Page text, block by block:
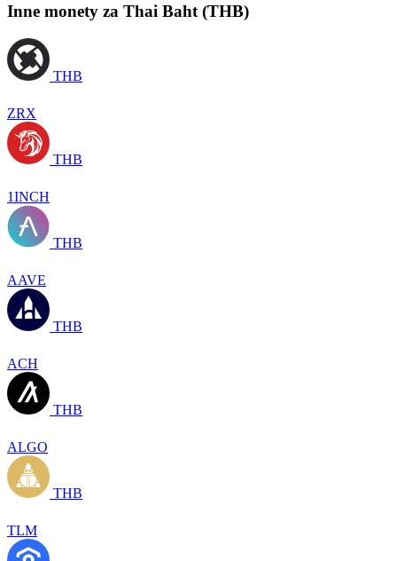
Inne monety za Thai Baht (THB)
THB
ZRX
THB
1INCH
THB
AAVE
THB
ACH
THB
ALGO
THB
TLM